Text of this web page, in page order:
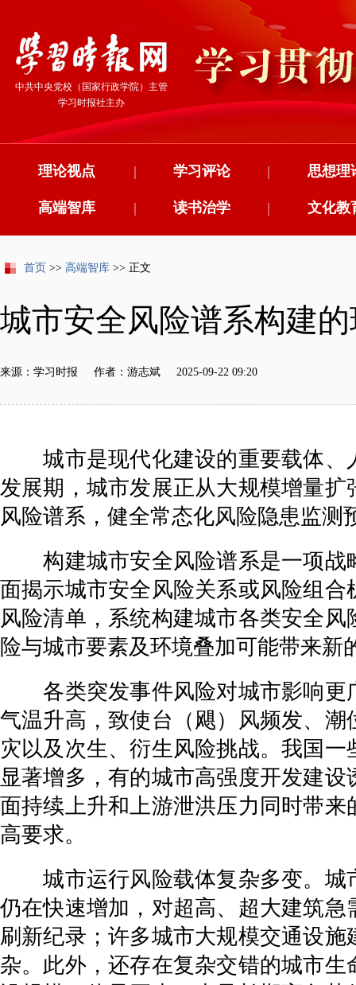
中共中央党校（国家行政学院）主管
学习时报社主办
理论视点 学习评论
| 思想理
|
高端智库 读书治学
| 文化教
|
首页 >> 高端智库 >> 正文
城市安全风险谱系构建
来源：学习时报 作者：游志斌 2025-09-22 09:20
城市是现代化建设的重要载体
发展期，城市发展正从大规模增量
风险谱系，健全常态化风险隐患监
构建城市安全风险谱系是一项战
面揭示城市安全风险关系或风险组
风险清单，系统构建城市各类安全
险与城市要素及环境叠加可能带来新
各类突发事件风险对城市影响更
气温升高，致使台（飓）风频发、
灾以及次生、衍生风险挑战。我国
显著增多，有的城市高强度开发建
面持续上升和上游泄洪压力同时带
高要求。
城市运行风险载体复杂多变。城
仍在快速增加，对超高、超大建筑
刷新纪录；许多城市大规模交通设
杂。此外，还存在复杂交错的城市